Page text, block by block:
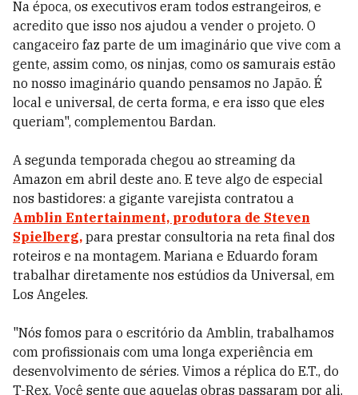
Na época, os executivos eram todos estrangeiros, e
acredito que isso nos ajudou a vender o projeto. O
cangaceiro faz parte de um imaginário que vive com a
gente, assim como, os ninjas, como os samurais estão
no nosso imaginário quando pensamos no Japão. É
local e universal, de certa forma, e era isso que eles
queriam", complementou Bardan.
A segunda temporada chegou ao streaming da
Amazon em abril deste ano. E teve algo de especial
nos bastidores: a gigante varejista contratou a
Amblin Entertainment, produtora de Steven
Spielberg, para prestar consultoria na reta final dos
roteiros e na montagem. Mariana e Eduardo foram
trabalhar diretamente nos estúdios da Universal, em
Los Angeles.
"Nós fomos para o escritório da Amblin, trabalhamos
com profissionais com uma longa experiência em
desenvolvimento de séries. Vimos a réplica do E.T., do
T-Rex. Você sente que aquelas obras passaram por ali.